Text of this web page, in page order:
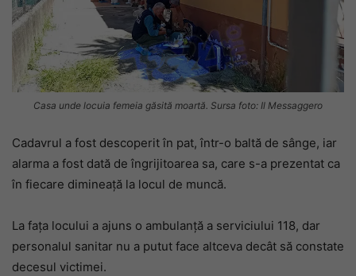
Casa unde locuia femeia găsită moartă. Sursa foto: Il Messaggero
Cadavrul a fost descoperit în pat, într-o baltă de sânge, iar
alarma a fost dată de îngrijitoarea sa, care s-a prezentat ca
în fiecare dimineață la locul de muncă.
La faţa locului a ajuns o ambulanţă a serviciului 118, dar
personalul sanitar nu a putut face altceva decât să constate
decesul victimei.